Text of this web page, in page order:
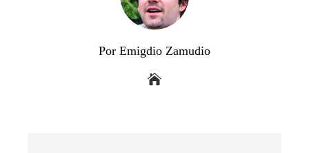
Por Emigdio Zamudio